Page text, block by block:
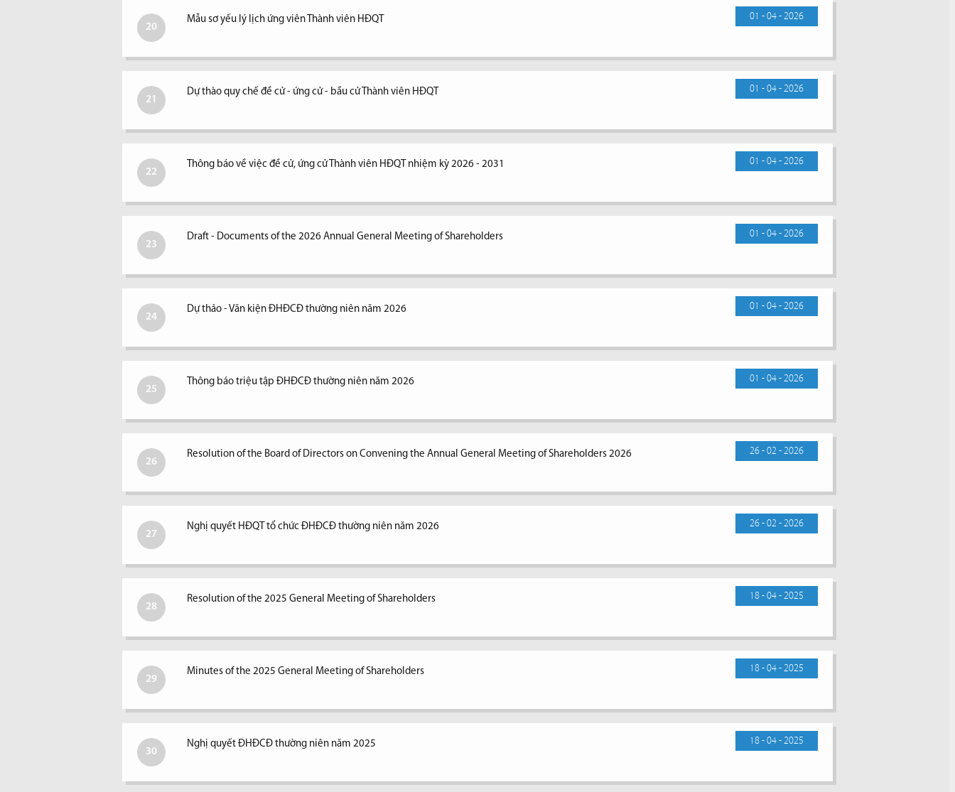
20
01 - 04 - 2026
Mẫu sơ yếu lý lịch ứng viên Thành viên HĐQT
21
01 - 04 - 2026
Dự thào quy chế đề cử - ứng cử - bầu cử Thành viên HĐQT
22
01 - 04 - 2026
Thông báo về việc đề cử, ứng cử Thành viên HĐQT nhiệm kỳ 2026 - 2031
23
01 - 04 - 2026
Draft - Documents of the 2026 Annual General Meeting of Shareholders
24
01 - 04 - 2026
Dự thảo - Văn kiện ĐHĐCĐ thường niên năm 2026
25
01 - 04 - 2026
Thông báo triệu tập ĐHĐCĐ thường niên năm 2026
26
26 - 02 - 2026
Resolution of the Board of Directors on Convening the Annual General Meeting of Shareholders 2026
27
26 - 02 - 2026
Nghị quyết HĐQT tổ chức ĐHĐCĐ thường niên năm 2026
28
18 - 04 - 2025
Resolution of the 2025 General Meeting of Shareholders
29
18 - 04 - 2025
Minutes of the 2025 General Meeting of Shareholders
30
18 - 04 - 2025
Nghị quyết ĐHĐCĐ thường niên năm 2025